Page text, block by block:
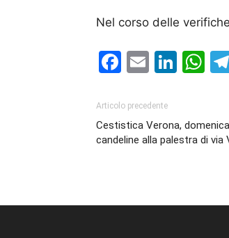
Nel corso delle
Facebook
Email
Articolo precedente
Cestistica Verona,
candeline alla palestra di via